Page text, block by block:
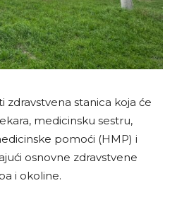
zdravstvena stanica koja će
medicinsku sestru,
pomoći (HMP) i
osnovne zdravstvene
i okoline.